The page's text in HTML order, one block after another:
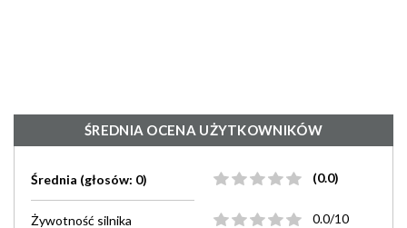
ŚREDNIA OCENA UŻYTKOWNIKÓW
Średnia (głosów: 0) (0.0)
Żywotność silnika 0.0/10